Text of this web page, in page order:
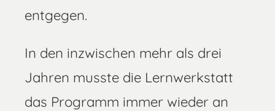
entgegen.
In den inzwischen mehr als drei
Jahren musste die Lernwerkstatt
das Programm immer wieder an